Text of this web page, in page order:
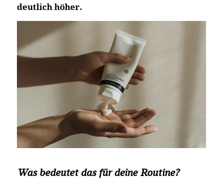
deutlich höher.
Was bedeutet das für deine Routine?